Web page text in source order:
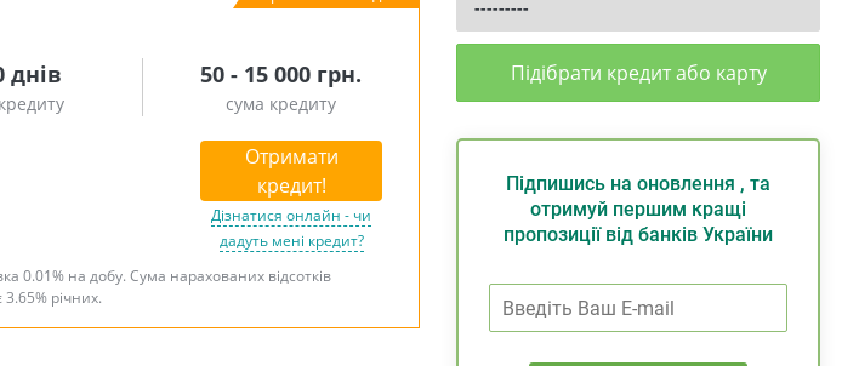
днів 50 - 15 000 грн.
сума кредиту
Отримати
кредит!
Дізнатися онлайн - чи
дадуть мені кредит?
0.01% на добу. Сума нарахованих відсотків
річних.
Підібрати кредит або карту
Підпишись на оновлення , та
отримуй першим кращі
пропозиції від банків України